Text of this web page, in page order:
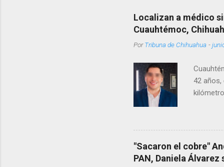
Localizan a médico
Cuauhtémoc,
PorTribuna de Chihuahua -
42 años,
Rotario
"Sacaron el cobre"
PAN, Daniela